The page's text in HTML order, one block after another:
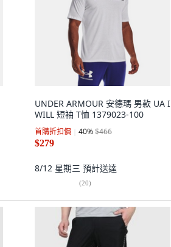
UNDER ARMOUR 安德瑪 男款 UA I
WILL 短袖 T恤 1379023-100
首購折扣價 40%$466
$279
8/12 星期三 預計送達
(20)